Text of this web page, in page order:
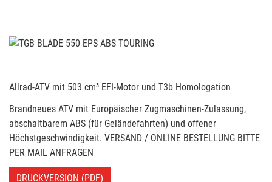
Allrad-ATV mit 503 cm³ EFI-Motor und T3b Homologation
Brandneues ATV mit Europäischer Zugmaschinen-Zulassung,
abschaltbarem ABS (für Geländefahrten) und offener
Höchstgeschwindigkeit. VERSAND / ONLINE BESTELLUNG BITTE
PER MAIL ANFRAGEN
DRUCKVERSION (PDF)